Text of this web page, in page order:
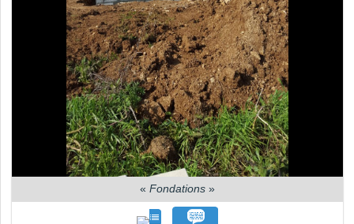
« Fondations »